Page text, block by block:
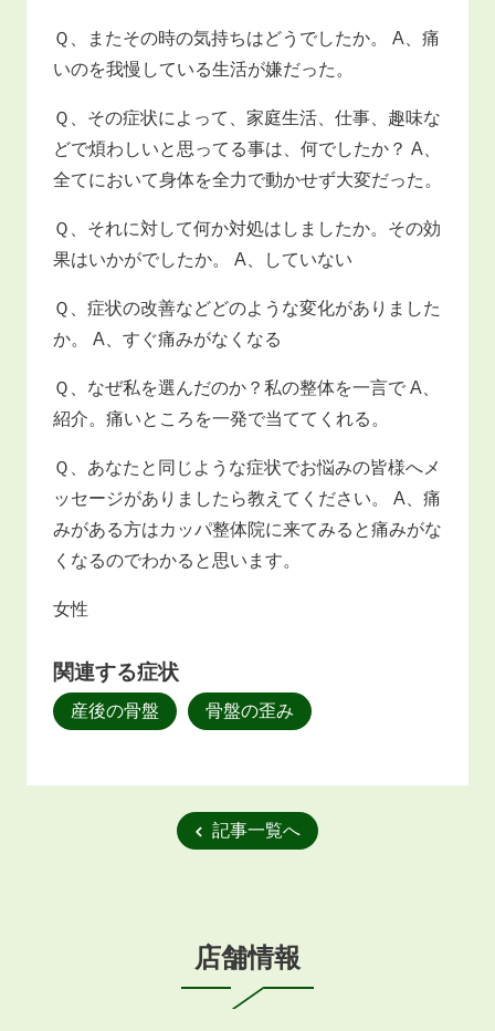
Ｑ、またその時の気持ちはどうでしたか。 A、痛
いのを我慢している生活が嫌だった。
Ｑ、その症状によって、家庭生活、仕事、趣味な
どで煩わしいと思ってる事は、何でしたか？ A、
全てにおいて身体を全力で動かせず大変だった。
Ｑ、それに対して何か対処はしましたか。その効
果はいかがでしたか。 A、していない
Ｑ、症状の改善などどのような変化がありました
か。 A、すぐ痛みがなくなる
Ｑ、なぜ私を選んだのか？私の整体を一言で A、
紹介。痛いところを一発で当ててくれる。
Ｑ、あなたと同じような症状でお悩みの皆様へメ
ッセージがありましたら教えてください。 A、痛
みがある方はカッパ整体院に来てみると痛みがな
くなるのでわかると思います。
女性
関連する症状
産後の骨盤 骨盤の歪み
記事一覧へ
店舗情報